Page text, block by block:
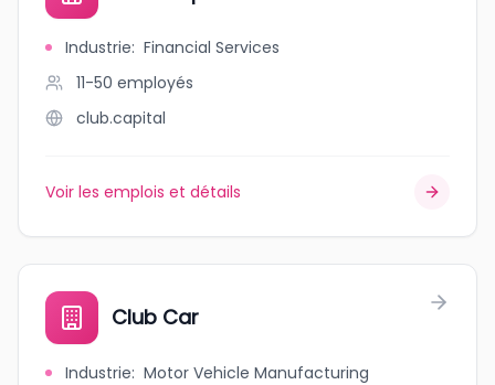
Industrie: Financial Services
11-50 employés
club.capital
Voir les emplois et détails
Club Car
Industrie: Motor Vehicle Manufacturing